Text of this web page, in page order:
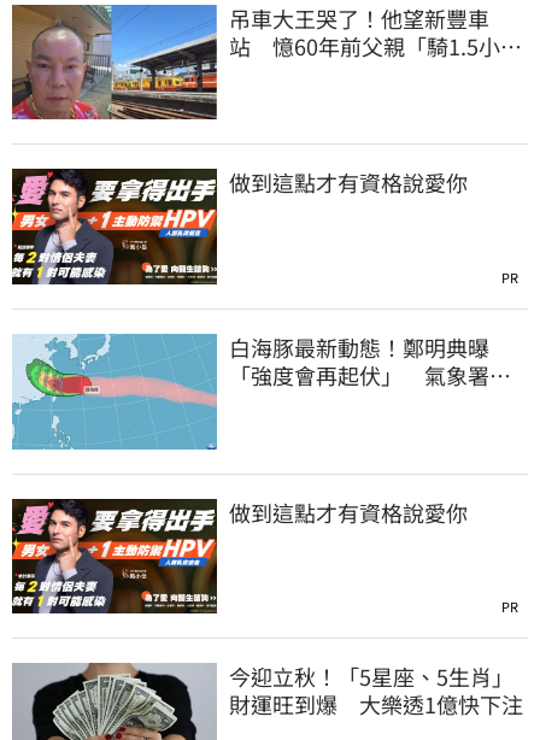
吊車大王哭了！他望新豐車
站 憶60年前父親「騎1.5小時
做到這點才有資格說愛你
PR
白海豚最新動態！鄭明典曝
「強度會再起伏」 氣象署：
做到這點才有資格說愛你
PR
今迎立秋！「5星座、5生肖」
財運旺到爆 大樂透1億快下注